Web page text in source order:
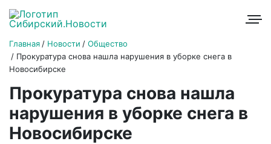
Главная Новости
Общество
Прокуратура снова нашла нарушения в уборке снега в
Новосибирске
Прокуратура снова нашла
нарушения в уборке снега в
Новосибирске